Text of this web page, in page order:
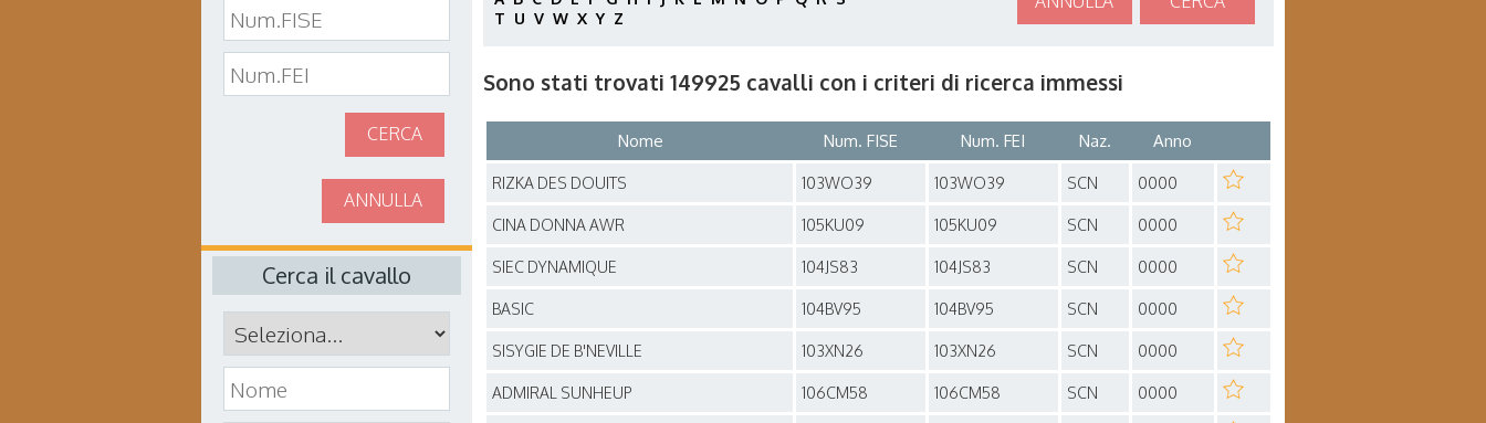
CERCA
ANNULLA
Cerca il cavallo
T U V W X Y Z
Sono stati trovati 149925 cavalli con i criteri di ricerca immessi
Nome Num. FISE Num. FEI Naz. Anno
RIZKA DES DOUITS 103WO39 103WO39 SCN 0000
CINA DONNA AWR 105KU09 105KU09 SCN 0000
SIEC DYNAMIQUE 104JS83 104JS83 SCN 0000
BASIC 104BV95 104BV95 SCN 0000
SISYGIE DE B'NEVILLE 103XN26 103XN26 SCN 0000
ADMIRAL SUNHEUP 106CM58 106CM58 SCN 0000